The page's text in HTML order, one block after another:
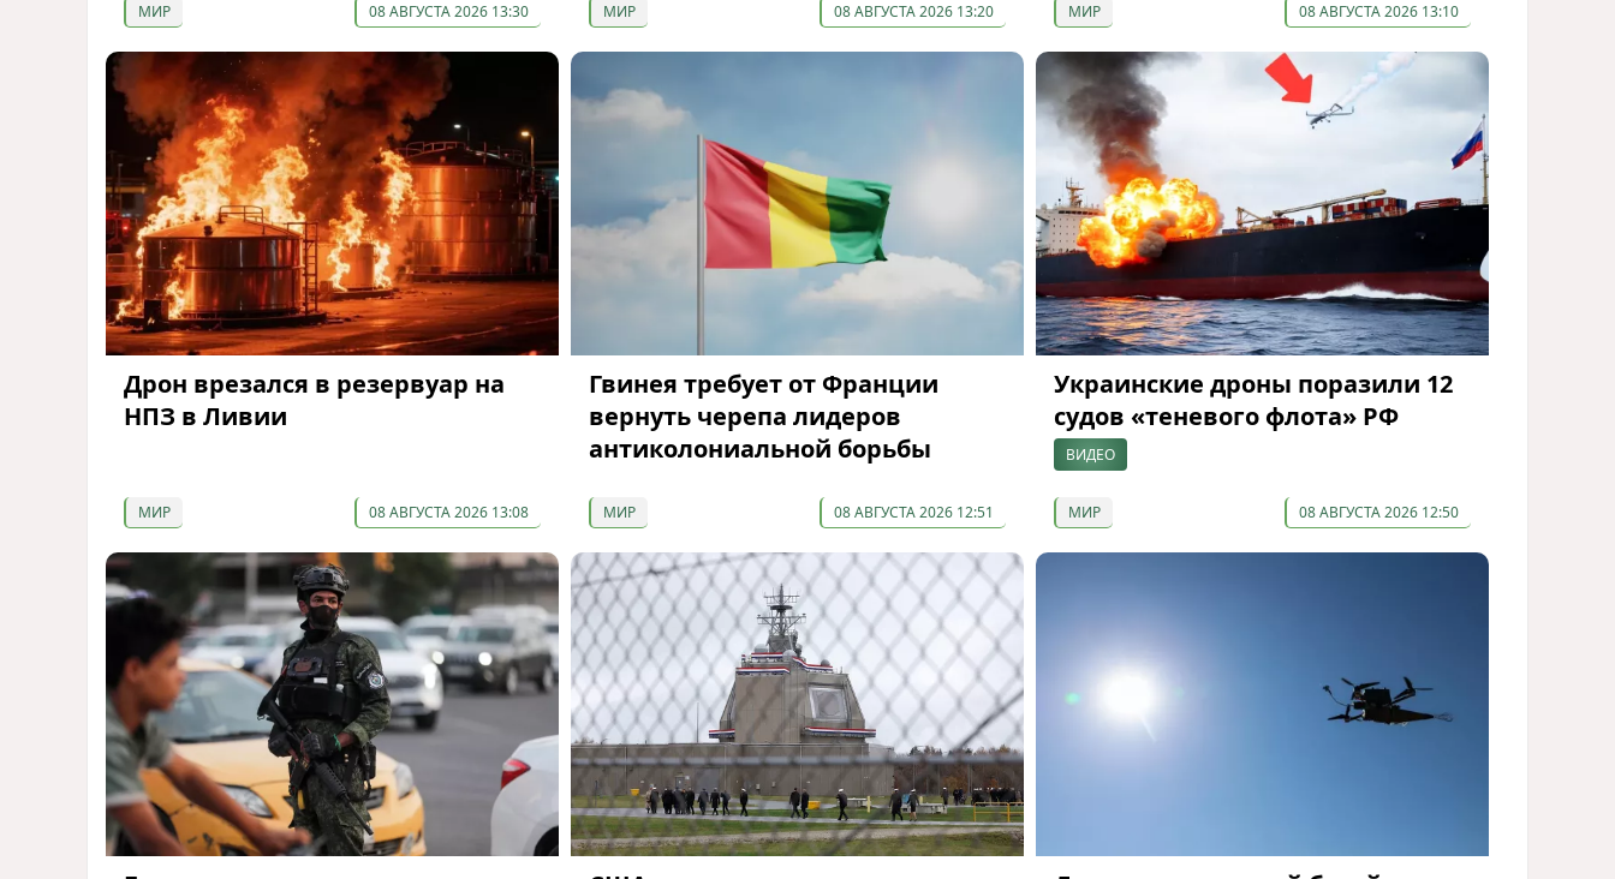
МИР 08 АВГУСТА 2026 13:30 МИР 08 АВГУСТА 2026 13:20 МИР 08 АВГУСТА 2026 13:10
Дрон врезался в резервуар на
НПЗ в Ливии
МИР 08 АВГУСТА 2026 13:08
Гвинея требует от Франции
вернуть черепа лидеров
антиколониальной борьбы
МИР 08 АВГУСТА 2026 12:51
Украинские дроны поразили 12
судов «теневого флота» РФ
ВИДЕО
МИР 08 АВГУСТА 2026 12:50